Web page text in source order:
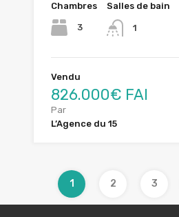
Chambres
3
Salles de bain
1
Vendu
826.000€ FAI
Par
L’Agence du 15
1 2 3